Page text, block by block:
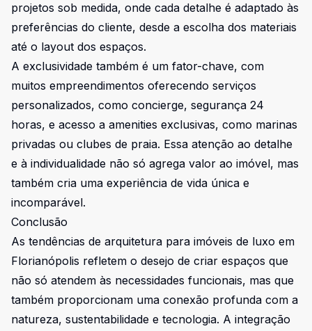
projetos sob medida, onde cada detalhe é adaptado às
preferências do cliente, desde a escolha dos materiais
até o layout dos espaços.
A exclusividade também é um fator-chave, com
muitos empreendimentos oferecendo serviços
personalizados, como concierge, segurança 24
horas, e acesso a amenities exclusivas, como marinas
privadas ou clubes de praia. Essa atenção ao detalhe
e à individualidade não só agrega valor ao imóvel, mas
também cria uma experiência de vida única e
incomparável.
Conclusão
As tendências de arquitetura para imóveis de luxo em
Florianópolis refletem o desejo de criar espaços que
não só atendem às necessidades funcionais, mas que
também proporcionam uma conexão profunda com a
natureza, sustentabilidade e tecnologia. A integração